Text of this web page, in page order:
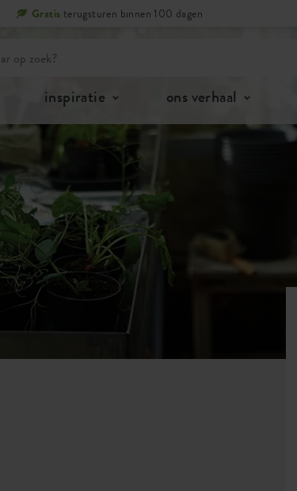
Gratis terugsturen binnen 100 dagen
inspiratie ons verhaal